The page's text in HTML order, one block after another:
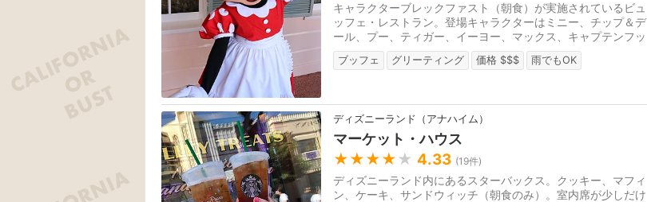
キャラクターブレックファスト（朝食）が実施されているビュ
ッフェ・レストラン。登場キャラクターはミニー、チップ＆デ
ール、プー、ティガー、イーヨー、マックス、キャプテンフッ
クなど。
ブッフェ グリーティング 価格 $$$ 雨でもOK
ディズニーランド（アナハイム）
マーケット・ハウス
★★★★ ★ 4.33 (19件)
ディズニーランド内にあるスターバックス。クッキー、マフィ
ン、ケーキ、サンドウィッチ（朝食のみ）。室内席が少しだけ